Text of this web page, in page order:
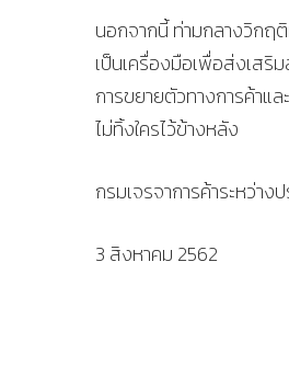
นอกจากนี้ ท่ามกลางวิกฤติ
เป็นเครื่องมือเพื่อส่งเสริ
การขยายตัวทางการค้าแ
ไม่ทิ้งใครไว้ข้างหลัง
กรมเจรจาการค้าระหว่า
3 สิงหาคม 2562